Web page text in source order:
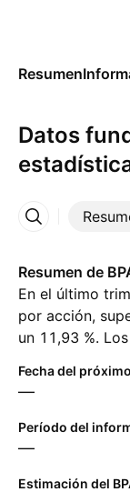
Resumen
Datos
Más
Resumen de
En el último
por acción,
un 11,93 %.
‪2,43 B‬ EUR.
EUR en
Fecha del
—
Período del
—
Estimación del